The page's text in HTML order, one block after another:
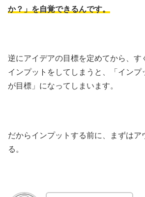
か？」を自覚できるんです。
逆にアイデアの目標を定めてから、す
インプットをしてしまうと、「インプ
が目標」になってしまいます。
だからインプットする前に、まずはア
る。